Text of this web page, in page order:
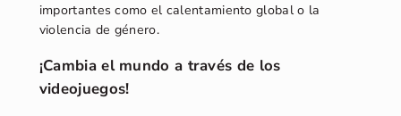
importantes como el calentamiento global o la
violencia de género.
¡Cambia el mundo a través de los
videojuegos!